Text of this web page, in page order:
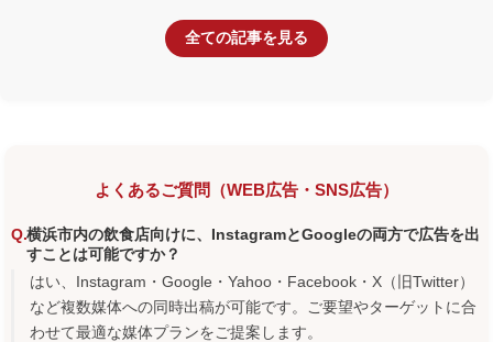
全ての記事を見る
よくあるご質問（WEB広告・SNS広告）
横浜市内の飲食店向けに、InstagramとGoogleの両方で広告を出
すことは可能ですか？
はい、Instagram・Google・Yahoo・Facebook・X（旧Twitter）
など複数媒体への同時出稿が可能です。ご要望やターゲットに合
わせて最適な媒体プランをご提案します。